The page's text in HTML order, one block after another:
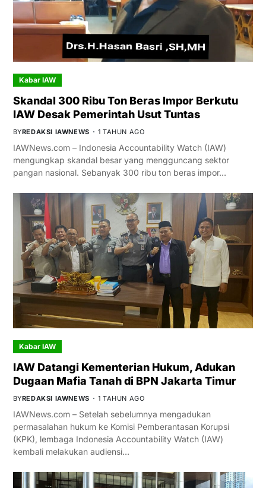
Kabar IAW
Skandal 300 Ribu Ton Beras Impor Berkutu
IAW Desak Pemerintah Usut Tuntas
BYREDAKSI IAWNEWS 1 TAHUN AGO
IAWNews.com – Indonesia Accountability Watch (IAW)
mengungkap skandal besar yang mengguncang sektor
pangan nasional. Sebanyak 300 ribu ton beras impor…
Kabar IAW
IAW Datangi Kementerian Hukum, Adukan
Dugaan Mafia Tanah di BPN Jakarta Timur
BYREDAKSI IAWNEWS 1 TAHUN AGO
IAWNews.com – Setelah sebelumnya mengadukan
permasalahan hukum ke Komisi Pemberantasan Korupsi
(KPK), lembaga Indonesia Accountability Watch (IAW)
kembali melakukan audiensi…